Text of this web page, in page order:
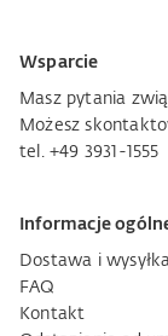
Wsparcie
Masz pytania
Możesz
tel. +49 3931-1555
Informacje
Dostawa i wysyłka
FAQ
Kontakt